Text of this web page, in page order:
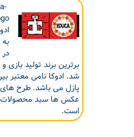
برترین برند تولید بازی
شد. ادوکا نامی معتبر
پازل می باشد. طرح
عکس ها سبد محصولات
است.